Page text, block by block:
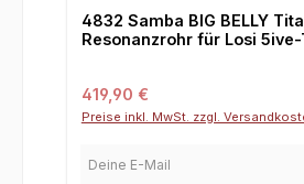
4832 Samba BIG BELLY
Resonanzrohr für Losi
Regulärer Preis:
419,90 €
Preise inkl. MwSt. zzgl.